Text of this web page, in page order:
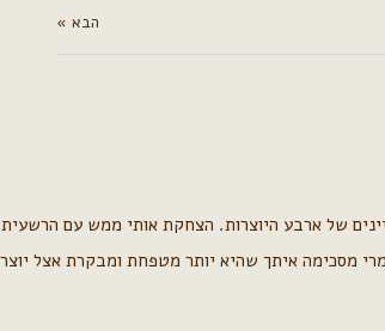
הבא »
של ארבע היוצרות. הצחקת אותי ממש עם
מסכימה איתך שהיא יותר מטפחת ומבקרת אצל